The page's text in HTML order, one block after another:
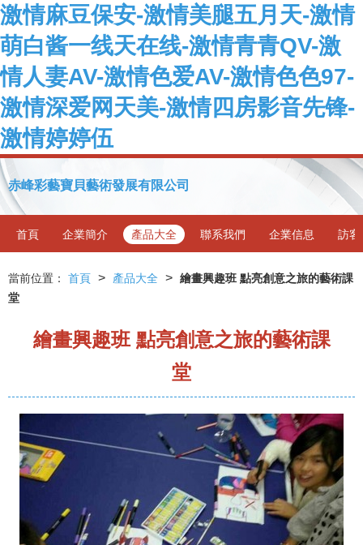
激情麻豆保安-激情美腿五月天-激情
萌白酱一线天在线-激情青青QV-激
情人妻AV-激情色爱AV-激情色色97-
激情深爱网天美-激情四房影音先锋-
激情婷婷伍
赤峰彩藝寶貝藝術發展有限公司
首頁 企業簡介 產品大全 聯系我們 企業信息 訪客
當前位置： 首頁 > 產品大全 > 繪畫興趣班 點亮創意之旅的藝術課
堂
繪畫興趣班 點亮創意之旅的藝術課
堂